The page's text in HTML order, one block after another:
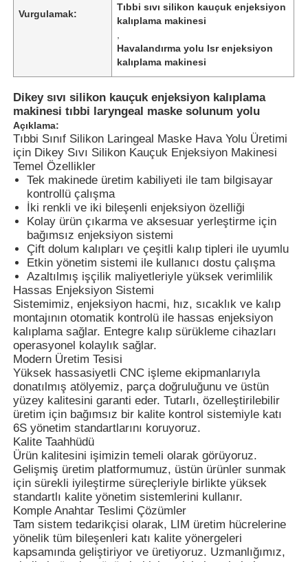
Ana sayfa
Ürünler
Hakkımızda
Vurgulamak:
Tıbbi sıvı silikon kauçuk enjeksiyon
kalıplama makinesi
Havalandırma yolu lsr enjeksiyon
kalıplama makinesi
Dikey sıvı silikon kauçuk enjeksiyon kalıplama
makinesi tıbbi laryngeal maske solunum yolu
Açıklama:
Tıbbi Sınıf Silikon Laringeal Maske Hava Yolu Üretimi
için Dikey Sıvı Silikon Kauçuk Enjeksiyon Makinesi
Temel Özellikler
Tek makinede üretim kabiliyeti ile tam bilgisayar
kontrollü çalışma
İki renkli ve iki bileşenli enjeksiyon özelliği
Kolay ürün çıkarma ve aksesuar yerleştirme için
bağımsız enjeksiyon sistemi
Çift dolum kalıpları ve çeşitli kalıp tipleri ile uyumlu
Etkin yönetim sistemi ile kullanıcı dostu çalışma
Azaltılmış işçilik maliyetleriyle yüksek verimlilik
Hassas Enjeksiyon Sistemi
Sistemimiz, enjeksiyon hacmi, hız, sıcaklık ve kalıp
montajının otomatik kontrolü ile hassas enjeksiyon
kalıplama sağlar. Entegre kalıp sürükleme cihazları
operasyonel kolaylık sağlar.
Modern Üretim Tesisi
Yüksek hassasiyetli CNC işleme ekipmanlarıyla
donatılmış atölyemiz, parça doğruluğunu ve üstün
yüzey kalitesini garanti eder. Tutarlı, özelleştirilebilir
üretim için bağımsız bir kalite kontrol sistemiyle katı
6S yönetim standartlarını koruyoruz.
Kalite Taahhüdü
Ürün kalitesini işimizin temeli olarak görüyoruz.
Gelişmiş üretim platformumuz, üstün ürünler sunmak
için sürekli iyileştirme süreçleriyle birlikte yüksek
standartlı kalite yönetim sistemlerini kullanır.
Komple Anahtar Teslimi Çözümler
Tam sistem tedarikçisi olarak, LIM üretim hücrelerine
yönelik tüm bileşenleri katı kalite yönergeleri
kapsamında geliştiriyor ve üretiyoruz. Uzmanlığımız,